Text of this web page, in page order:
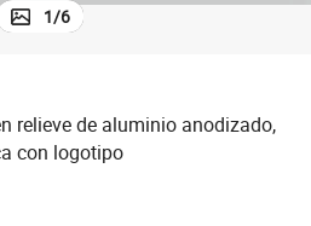
1/6
relieve de aluminio anodizado,
con logotipo